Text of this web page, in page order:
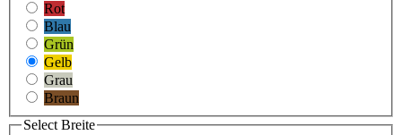
Rot
Blau
Grün
Gelb
Grau
Braun
SelectBreite